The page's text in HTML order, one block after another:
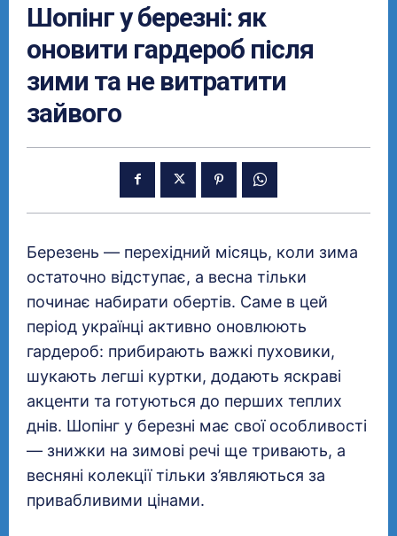
Шопінг у березні: як
оновити гардероб після
зими та не витратити
зайвого
Березень — перехідний місяць, коли зима
остаточно відступає, а весна тільки
починає набирати обертів. Саме в цей
період українці активно оновлюють
гардероб: прибирають важкі пуховики,
шукають легші куртки, додають яскраві
акценти та готуються до перших теплих
днів. Шопінг у березні має свої особливості
— знижки на зимові речі ще тривають, а
весняні колекції тільки з’являються за
привабливими цінами.